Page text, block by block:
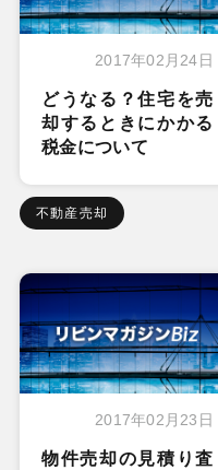
2017年02月24日
どうなる？住宅を売
却するときにかかる
税金について
不動産売却
2017年02月23日
物件売却の見積り査